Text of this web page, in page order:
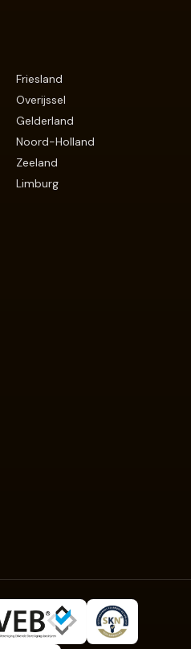
Friesland
Overijssel
Gelderland
Noord-Holland
Zeeland
Limburg